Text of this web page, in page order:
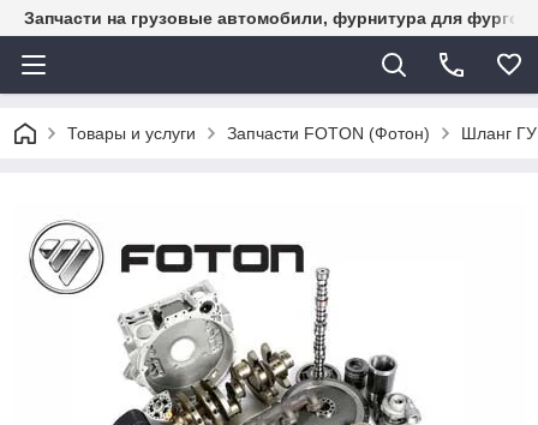
Запчасти на грузовые автомобили, фурнитура для
Товары и услуги Запчасти FOTON (Фотон) Шланг